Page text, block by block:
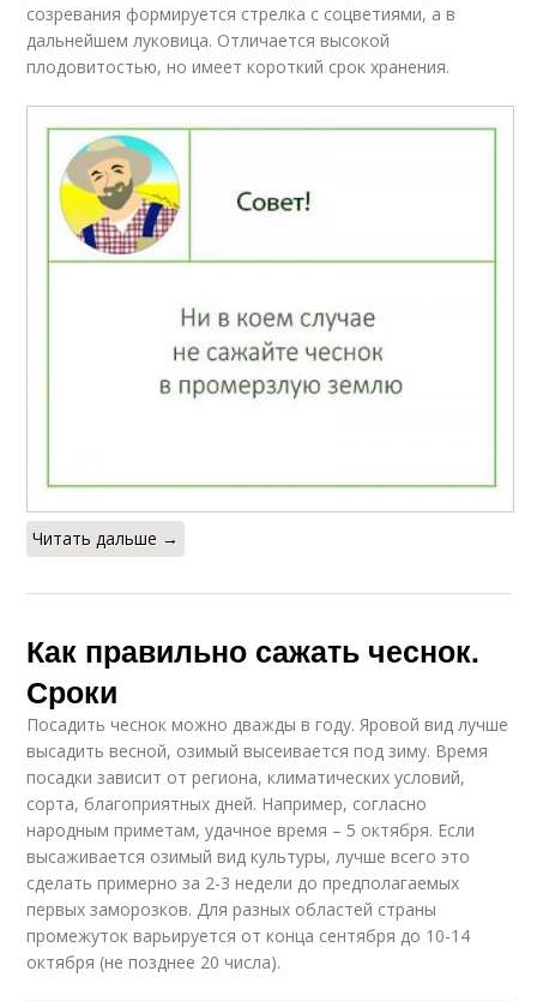
созревания формируется стрелка с соцветиями, а в
дальнейшем луковица. Отличается высокой
плодовитостью, но имеет короткий срок хранения.
Читать дальше →
Как правильно сажать чеснок.
Сроки
Посадить чеснок можно дважды в году. Яровой вид лучше
высадить весной, озимый высеивается под зиму. Время
посадки зависит от региона, климатических условий,
сорта, благоприятных дней. Например, согласно
народным приметам, удачное время – 5 октября. Если
высаживается озимый вид культуры, лучше всего это
сделать примерно за 2-3 недели до предполагаемых
первых заморозков. Для разных областей страны
промежуток варьируется от конца сентября до 10-14
октября (не позднее 20 числа).